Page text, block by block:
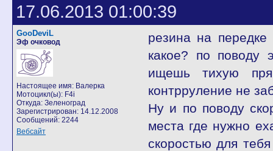
17.06.2013 01:00:39
GooDeviL
Эф очковод
Настоящее имя: Валерка
Мотоцикл(ы): F4i
Откуда: Зеленоград
Зарегистрирован: 14.12.2008
Сообщений: 2244
Вебсайт
резина на
какое? по поводу
ищешь тихую
контрруление не
Ну и по поводу
места где нужно
скоростью для